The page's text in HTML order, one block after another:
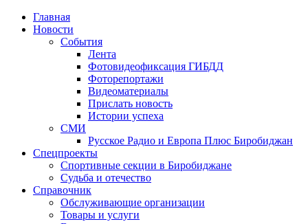
Главная
Новости
События
Лента
Фотовидеофиксация ГИБДД
Фоторепортажи
Видеоматериалы
Прислать новость
Истории успеха
СМИ
Русское Радио и Европа Плюс Биробиджан
Спецпроекты
Спортивные секции в Биробиджане
Судьба и отечество
Справочник
Обслуживающие организации
Товары и услуги